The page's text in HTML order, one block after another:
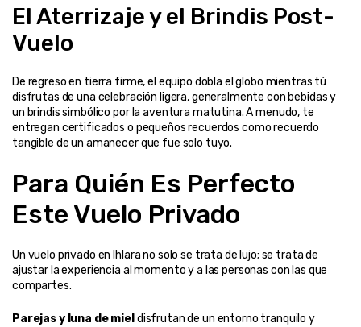
El Aterrizaje y el Brindis Post-
Vuelo
De regreso en tierra firme, el equipo dobla el globo mientras tú
disfrutas de una celebración ligera, generalmente con bebidas y
un brindis simbólico por la aventura matutina. A menudo, te
entregan certificados o pequeños recuerdos como recuerdo
tangible de un amanecer que fue solo tuyo.
Para Quién Es Perfecto
Este Vuelo Privado
Un vuelo privado en Ihlara no solo se trata de lujo; se trata de
ajustar la experiencia al momento y a las personas con las que
compartes.
Parejas y luna de miel disfrutan de un entorno tranquilo y